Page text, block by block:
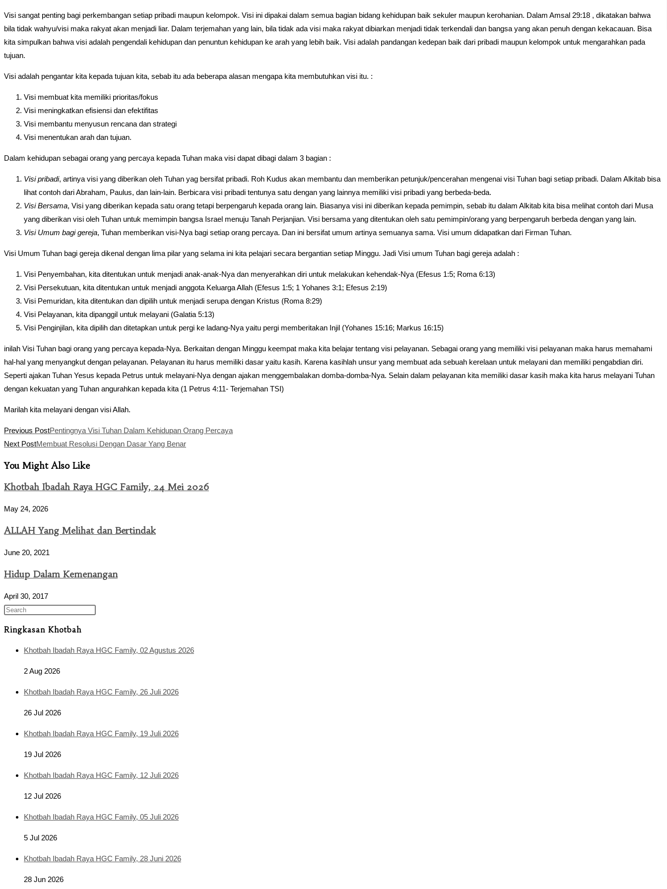
Visi sangat penting bagi perkembangan setiap pribadi maupun kelompok. Visi ini dipakai dalam semua bagian bidang kehidupan baik sekuler maupun kerohanian. Dalam Amsal 29:18 , dikatakan bahwa
bila tidak wahyu/visi maka rakyat akan menjadi liar. Dalam terjemahan yang lain, bila tidak ada visi maka rakyat dibiarkan menjadi tidak terkendali dan bangsa yang akan penuh dengan kekacauan. Bisa
kita simpulkan bahwa visi adalah pengendali kehidupan dan penuntun kehidupan ke arah yang lebih baik. Visi adalah pandangan kedepan baik dari pribadi maupun kelompok untuk mengarahkan pada
tujuan.
Visi adalah pengantar kita kepada tujuan kita, sebab itu ada beberapa alasan mengapa kita membutuhkan visi itu. :
Visi membuat kita memiliki prioritas/fokus
Visi meningkatkan efisiensi dan efektifitas
Visi membantu menyusun rencana dan strategi
Visi menentukan arah dan tujuan.
Dalam kehidupan sebagai orang yang percaya kepada Tuhan maka visi dapat dibagi dalam 3 bagian :
Visi pribadi, artinya visi yang diberikan oleh Tuhan yag bersifat pribadi. Roh Kudus akan membantu dan memberikan petunjuk/pencerahan mengenai visi Tuhan bagi setiap pribadi. Dalam Alkitab bisa
lihat contoh dari Abraham, Paulus, dan lain-lain. Berbicara visi pribadi tentunya satu dengan yang lainnya memiliki visi pribadi yang berbeda-beda.
Visi Bersama, Visi yang diberikan kepada satu orang tetapi berpengaruh kepada orang lain. Biasanya visi ini diberikan kepada pemimpin, sebab itu dalam Alkitab kita bisa melihat contoh dari Musa
yang diberikan visi oleh Tuhan untuk memimpin bangsa Israel menuju Tanah Perjanjian. Visi bersama yang ditentukan oleh satu pemimpin/orang yang berpengaruh berbeda dengan yang lain.
Visi Umum bagi gereja, Tuhan memberikan visi-Nya bagi setiap orang percaya. Dan ini bersifat umum artinya semuanya sama. Visi umum didapatkan dari Firman Tuhan.
Visi Umum Tuhan bagi gereja dikenal dengan lima pilar yang selama ini kita pelajari secara bergantian setiap Minggu. Jadi Visi umum Tuhan bagi gereja adalah :
Visi Penyembahan, kita ditentukan untuk menjadi anak-anak-Nya dan menyerahkan diri untuk melakukan kehendak-Nya (Efesus 1:5; Roma 6:13)
Visi Persekutuan, kita ditentukan untuk menjadi anggota Keluarga Allah (Efesus 1:5; 1 Yohanes 3:1; Efesus 2:19)
Visi Pemuridan, kita ditentukan dan dipilih untuk menjadi serupa dengan Kristus (Roma 8:29)
Visi Pelayanan, kita dipanggil untuk melayani (Galatia 5:13)
Visi Penginjilan, kita dipilih dan ditetapkan untuk pergi ke ladang-Nya yaitu pergi memberitakan Injil (Yohanes 15:16; Markus 16:15)
inilah Visi Tuhan bagi orang yang percaya kepada-Nya. Berkaitan dengan Minggu keempat maka kita belajar tentang visi pelayanan. Sebagai orang yang memiliki visi pelayanan maka harus memahami
hal-hal yang menyangkut dengan pelayanan. Pelayanan itu harus memiliki dasar yaitu kasih. Karena kasihlah unsur yang membuat ada sebuah kerelaan untuk melayani dan memiliki pengabdian diri.
Seperti ajakan Tuhan Yesus kepada Petrus untuk melayani-Nya dengan ajakan menggembalakan domba-domba-Nya. Selain dalam pelayanan kita memiliki dasar kasih maka kita harus melayani Tuhan
dengan kekuatan yang Tuhan angurahkan kepada kita (1 Petrus 4:11- Terjemahan TSI)
Marilah kita melayani dengan visi Allah.
Read
more
Previous PostPentingnya Visi Tuhan Dalam Kehidupan Orang Percaya
Next PostMembuat Resolusi Dengan Dasar Yang Benar
You Might Also Like
Khotbah Ibadah Raya HGC Family, 24 Mei 2026
May 24, 2026
ALLAH Yang Melihat dan Bertindak
June 20, 2021
Hidup Dalam Kemenangan
April 30, 2017
Ringkasan Khotbah
Khotbah Ibadah Raya HGC Family, 02 Agustus 2026
2 Aug 2026
Khotbah Ibadah Raya HGC Family, 26 Juli 2026
26 Jul 2026
Khotbah Ibadah Raya HGC Family, 19 Juli 2026
19 Jul 2026
Khotbah Ibadah Raya HGC Family, 12 Juli 2026
12 Jul 2026
Khotbah Ibadah Raya HGC Family, 05 Juli 2026
5 Jul 2026
Khotbah Ibadah Raya HGC Family, 28 Juni 2026
28 Jun 2026